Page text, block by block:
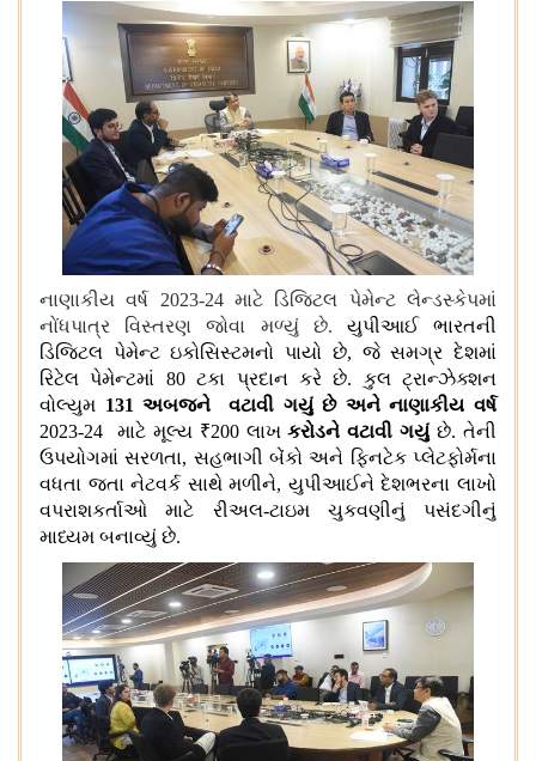
નાણાકીય વર્ષ 2023-24માટે ડિજિટલ પેમેન્ટ લેન્ડસ્કેપમાં
નોંધપાત્ર વિસ્તરણ જોવા મળ્યું છે. યુપીઆઈ ભારતની
ડિજિટલ પેમેન્ટ ઇકોસિસ્ટમનો પાયો છે, જે સમગ્ર દેશમાં
રિટેલ પેમેન્ટમાં 80ટકા પ્રદાન કરે છે. કુલ ટ્રાન્ઝેક્શન
વોલ્યુમ 131અબજને વટાવી ગયું છે અને નાણાકીય વર્ષ
2023-24 માટે મૂલ્ય ₹200 લાખકરોડને વટાવી ગયુંછે.તેની
ઉપયોગમાં સરળતા, સહભાગી બેંકો અને ફિનટેક પ્લેટફોર્મના
વધતા જતા નેટવર્ક સાથે મળીને, યુપીઆઈને દેશભરના લાખો
વપરાશકર્તાઓ માટે રીઅલ-ટાઇમ ચુકવણીનું પસંદગીનું
માધ્યમ બનાવ્યું છે.